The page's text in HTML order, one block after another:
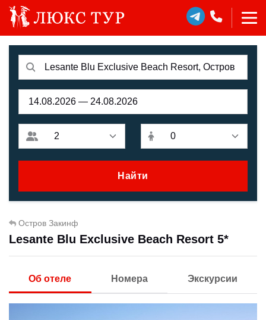
Найти
Остров Закинф
Lesante Blu Exclusive Beach Resort 5*
Об отеле Номера Экскурсии